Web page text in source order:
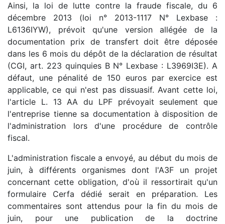
Ainsi, la loi de lutte contre la fraude fiscale, du 6
décembre 2013 (loi n° 2013-1117 N° Lexbase :
L6136IYW), prévoit qu'une version allégée de la
documentation prix de transfert doit être déposée
dans les 6 mois du dépôt de la déclaration de résultat
(CGI, art. 223 quinquies B N° Lexbase : L3969I3E). A
défaut, une pénalité de 150 euros par exercice est
applicable, ce qui n'est pas dissuasif. Avant cette loi,
l'article L. 13 AA du LPF prévoyait seulement que
l'entreprise tienne sa documentation à disposition de
l'administration lors d'une procédure de contrôle
fiscal.
L'administration fiscale a envoyé, au début du mois de
juin, à différents organismes dont l'A3F un projet
concernant cette obligation, d'où il ressortirait qu'un
formulaire Cerfa dédié serait en préparation. Les
commentaires sont attendus pour la fin du mois de
juin, pour une publication de la doctrine